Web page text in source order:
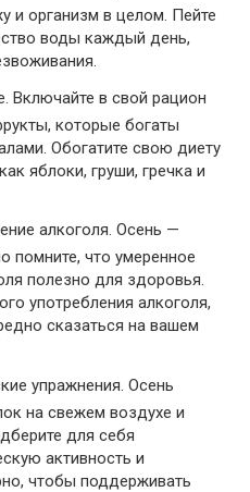
и организм в целом. Пейте
воды каждый день,
Включайте в свой рацион
которые богаты
Обогатите свою диету
яблоки, груши, гречка и
алкоголя. Осень —
помните, что умеренное
полезно для здоровья.
употребления алкоголя,
сказаться на вашем
упражнения. Осень
на свежем воздухе и
для себя
активность и
чтобы поддерживать